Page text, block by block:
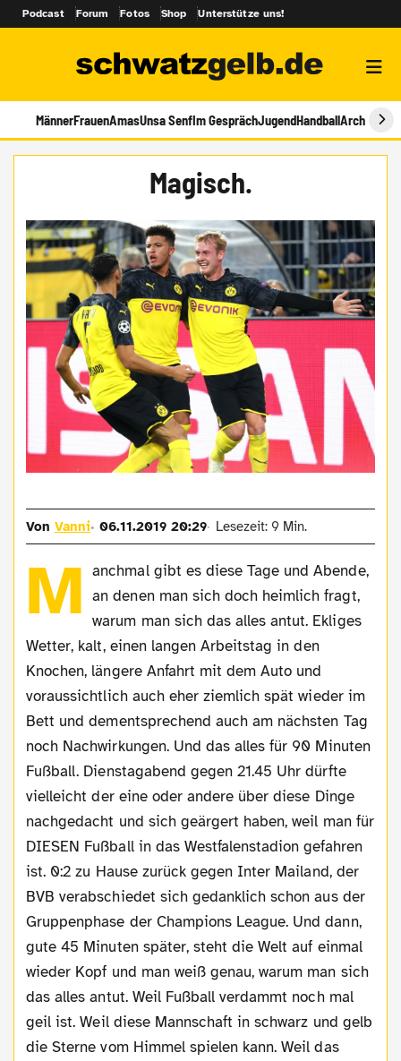
Podcast Forum Fotos Shop Unterstütze uns!
MännerFrauenAmasUnsa SenfIm GesprächJugendHandballArchiv
Magisch.
VonVanni 06.11.2019 20:29 Lesezeit: 9 Min.
M anchmal gibt es diese Tage und Abende,
an denen man sich doch heimlich fragt,
warum man sich das alles antut. Ekliges
Wetter, kalt, einen langen Arbeitstag in den
Knochen, längere Anfahrt mit dem Auto und
voraussichtlich auch eher ziemlich spät wieder im
Bett und dementsprechend auch am nächsten Tag
noch Nachwirkungen. Und das alles für 90 Minuten
Fußball. Dienstagabend gegen 21.45 Uhr dürfte
vielleicht der eine oder andere über diese Dinge
nachgedacht und sich geärgert haben, weil man für
DIESEN Fußball in das Westfalenstadion gefahren
ist. 0:2 zu Hause zurück gegen Inter Mailand, der
BVB verabschiedet sich gedanklich schon aus der
Gruppenphase der Champions League. Und dann,
gute 45 Minuten später, steht die Welt auf einmal
wieder Kopf und man weiß genau, warum man sich
das alles antut. Weil Fußball verdammt noch mal
geil ist. Weil diese Mannschaft in schwarz und gelb
die Sterne vom Himmel spielen kann. Weil das